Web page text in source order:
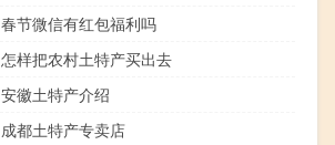
春节微信有红包福利吗
怎样把农村土特产买出去
安徽土特产介绍
成都土特产专卖店